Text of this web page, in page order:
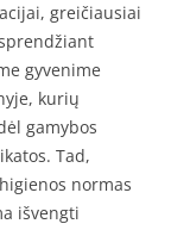
greičiausiai
gyvenime
kurių
gamybos
Tad,
normas
išvengti